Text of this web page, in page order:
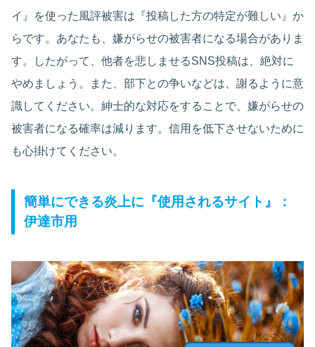
イ』を使った風評被害は『投稿した方の特定が難しい』か
らです。あなたも、嫌がらせの被害者になる場合がありま
す。したがって、他者を悲しませるSNS投稿は、絶対に
やめましょう。また、部下との争いなどは、謝るように意
識してください。紳士的な対応をすることで、嫌がらせの
被害者になる確率は減ります。信用を低下させないために
も心掛けてください。
簡単にできる炎上に『使用されるサイト』：
伊達市用